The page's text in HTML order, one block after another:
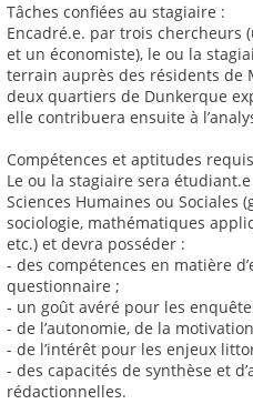
Tâches confiées au stagiaire :
Encadré.e. par trois chercheurs
et un économiste), le ou la
terrain auprès des résidents de
deux quartiers de Dunkerque
elle contribuera ensuite à
Compétences et aptitudes
Le ou la stagiaire sera
Sciences Humaines ou Sociales
sociologie, mathématiques
etc.) et devra posséder :
- des compétences en matière
questionnaire ;
- un goût avéré pour les
- de l’autonomie, de la
- de l’intérêt pour les enjeux
- des capacités de synthèse et
rédactionnelles.